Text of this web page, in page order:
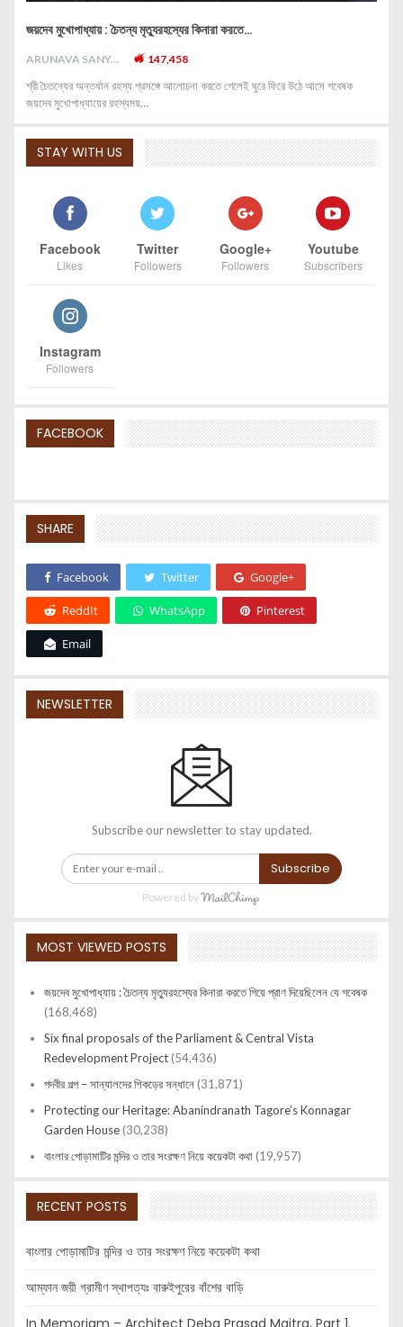
জয়দেব মুখোপাধ্যায় : চৈতন্য মৃত্যুরহস্যের কিনারা করতে…
ARUNAVA SANYAL 147,458
শ্রী চৈতন্যের অন্তর্ধান রহস্য প্রসঙ্গে আলোচনা করতে গেলেই ঘুরে ফিরে উঠে আসে গবেষক
জয়দেব মুখোপাধ্যায়ের রহস্যময়…
STAY WITH US
Facebook
Likes
Twitter
Followers
Google+
Followers
Youtube
Subscribers
Instagram
Followers
FACEBOOK
SHARE
Facebook Twitter Google+
ReddIt WhatsApp Pinterest
Email
NEWSLETTER
Subscribe our newsletter to stay updated.
Subscribe
Powered by
MOST VIEWED POSTS
জয়দেব মুখোপাধ্যায় : চৈতন্য মৃত্যুরহস্যের কিনারা করতে গিয়ে প্রাণ দিয়েছিলেন যে গবেষক
(168,468)
Six final proposals of the Parliament & Central Vista
Redevelopment Project (54,436)
পদবীর গল্প – সান্যালদের শিকড়ের সন্ধানে (31,871)
Protecting our Heritage: Abanindranath Tagore’s Konnagar
Garden House (30,238)
বাংলার পোড়ামাটির মন্দির ও তার সংরক্ষণ নিয়ে কয়েকটা কথা (19,957)
RECENT POSTS
বাংলার পোড়ামাটির মন্দির ও তার সংরক্ষণ নিয়ে কয়েকটা কথা
আম্ফান জয়ী গ্রামীণ স্থাপত্যঃ বারুইপুরের বাঁশের বাড়ি
In Memoriam – Architect Deba Prasad Maitra, Part 1.